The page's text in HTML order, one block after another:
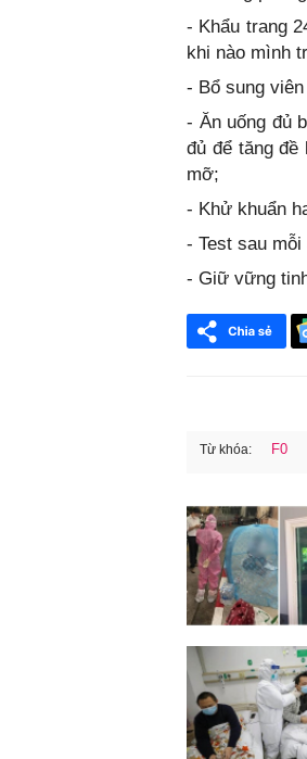
- Khẩu trang
khi nào mình
- Bổ sung
- Ăn uống đủ
đủ để tăng đề
mỡ;
- Khử khuẩn
- Test sau mỗi
- Giữ vững
Từ khóa: F0